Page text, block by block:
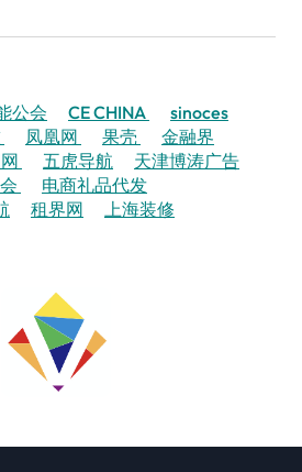
公会 CE CHINA
sinoces
凤凰网 果壳
金融界
五虎导航
天津博涛广告
电商礼品代发
租界网 上海装修